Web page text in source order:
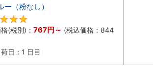
ー（粉なし）
(税別)： 767円 ～ (税込価格： 844
日：1 日目